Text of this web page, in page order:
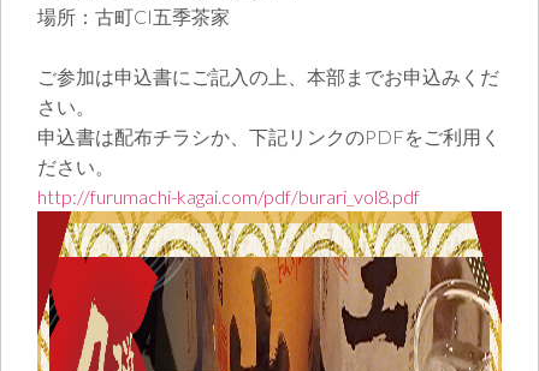
場所：古町CI五季茶家
ご参加は申込書にご記入の上、本部までお申込みくだ
さい。
申込書は配布チラシか、下記リンクのPDFをご利用く
ださい。
http://furumachi-kagai.com/pdf/burari_vol8.pdf